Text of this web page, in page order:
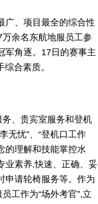
广、项目最全的综合性
余名东航地服员工参
军角逐。17日的赛事主
合素质。
、贵宾室服务和登机
无忧”、“登机口工作
的理解和技能掌控水
业素养,快速、正确、妥
申请轮椅服务等。作为
工作为“场外考官”,立